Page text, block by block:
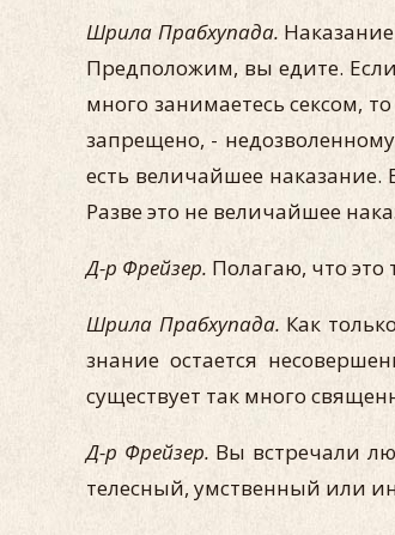
Шрила Прабхупада.
Предположим, вы едите.
много занимаетесь сексом,
запрещено, -
есть величайшее
Разве это не величайшее
Д-р Фрейзер. Полагаю, что
Шрила Прабхупада. Как
знание остается
существует так много
Д-р Фрейзер. Вы встречали
телесный, умственный или